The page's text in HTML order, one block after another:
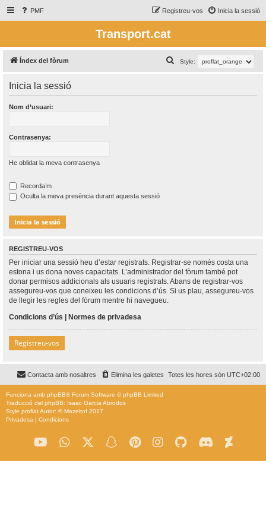
PMF Inicia la sessió
Registreu-vos
Transport.cat
Índex del fòrum Style:
e
Inicia la sessió
Nom d’usuari:
Contrasenya:
He oblidat la meva contrasenya
Recorda’m
Oculta la meva presència durant aquesta sessió
REGISTREU-VOS
Per iniciar una sessió heu d’estar registrats. Registrar-se només costa una
estona i us dona noves capacitats. L’administrador del fòrum també pot
donar permisos addicionals als usuaris registrats. Abans de registrar-vos
assegureu-vos que coneixeu les condicions d’ús. Si us plau, assegureu-vos
de llegir les regles del fòrum mentre hi navegueu.
Condicions d’ús
Normes de privadesa
Registreu-vos
Totes les hores són UTC+02:00
Elimina les galetes
Contacta amb nosaltres
Funciona amb phpBB® Forum Software © phpBB Limited
Traducció del phpBB: Isaac Garcia Abrodos
Style proflatAutor: © Mazeltof 2017
Privadesa
Condicions